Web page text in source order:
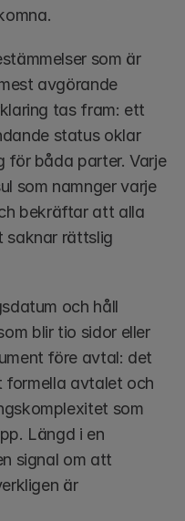
som är
avgörande
tas fram: ett
status oklar
för båda parter. Varje
som namnger varje
bekräftar att alla
saknar rättslig
och håll
blir tio sidor eller
före avtal: det
avtalet och
som
Längd i en
signal om att
är